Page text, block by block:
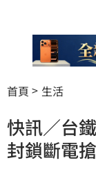
首頁 生活
快訊／台
封鎖斷電